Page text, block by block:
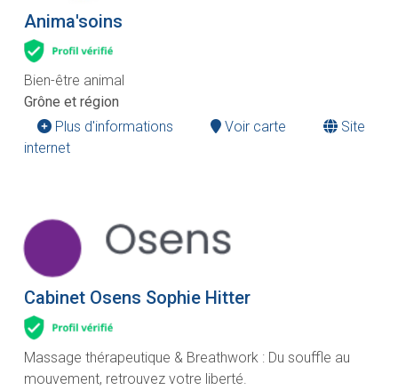
Anima'soins
Bien-être animal
Grône et région
Plus d'informations
Voir carte
Site
internet
Cabinet Osens Sophie Hitter
Massage thérapeutique & Breathwork : Du souffle au
mouvement, retrouvez votre liberté.